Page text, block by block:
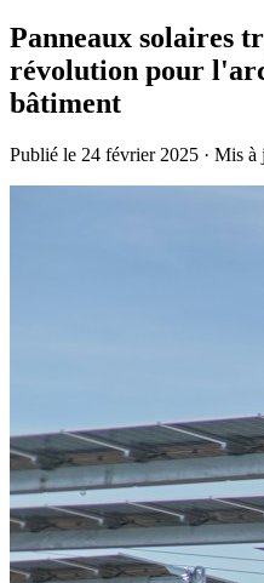
Bornes de recharge
Toutes les bornes Comparer tous
Borne murale Fixation sur façade,
achat
Ombrières solaires
Carport Solaire TOSSO
Panneaux solaires
révolution pour
bâtiment
Publié le 24 février 2025 · Mis